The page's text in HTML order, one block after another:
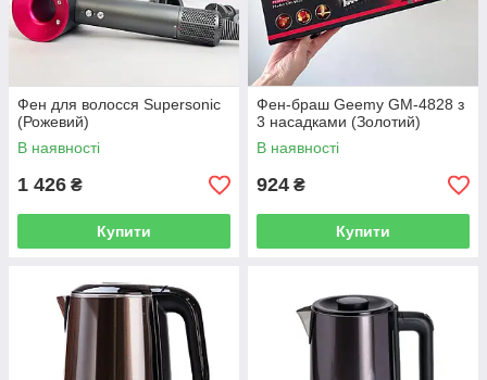
Фен для волосся Supersonic
(Рожевий)
В наявності
1 426 ₴
Купити
Фен-браш Geemy GM-4828 з
3 насадками (Золотий)
В наявності
924 ₴
Купити